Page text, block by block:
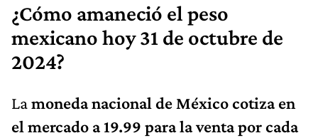
¿Cómo amaneció el peso
mexicano hoy 31 de octubre de
2024?
Lamoneda nacional de México cotiza en
el mercado a 19.99 para la venta por cada